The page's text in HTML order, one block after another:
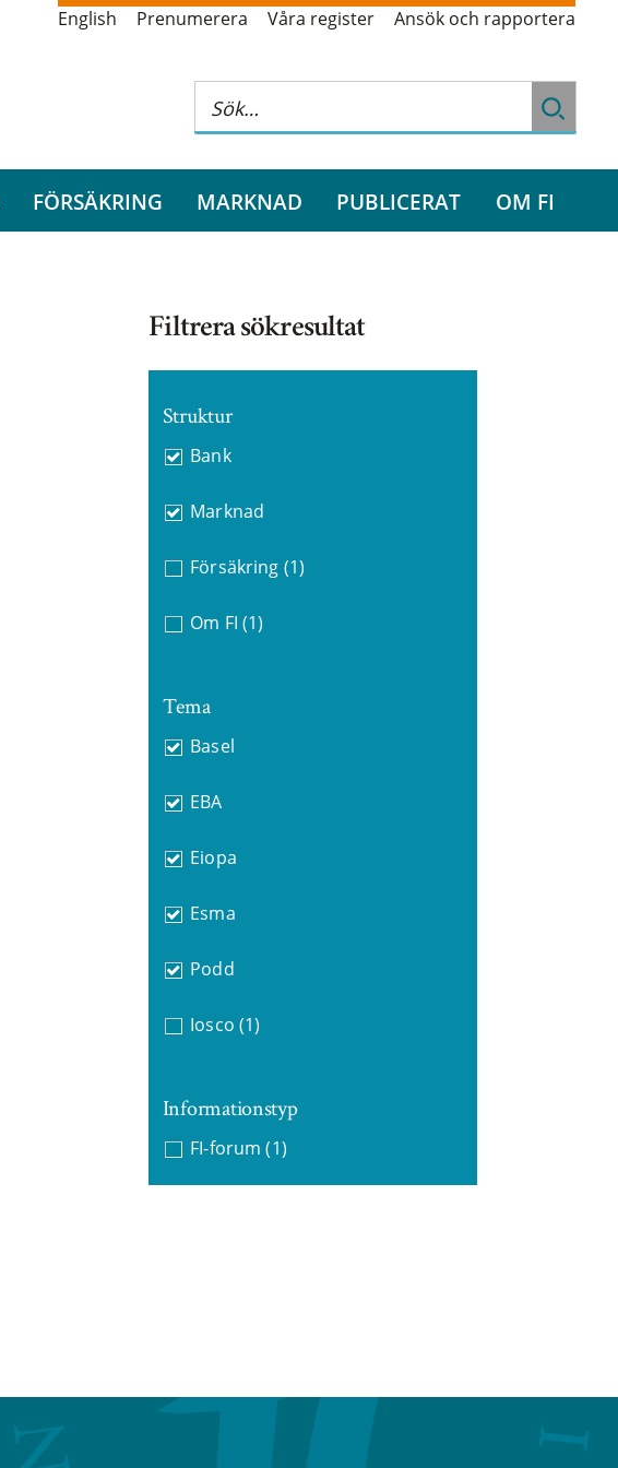
English Prenumerera Våra register Ansök och rapportera
FÖRSÄKRING MARKNAD PUBLICERAT OM FI
Filtrera sökresultat
Struktur
Bank
Marknad
Försäkring (1)
Om FI (1)
Tema
Basel
EBA
Eiopa
Esma
Podd
Iosco (1)
Informationstyp
FI-forum (1)